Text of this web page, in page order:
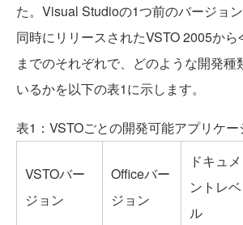
た。Visual Studioの1つ前のバージョ
同時にリリースされたVSTO 2005から
までのそれぞれで、どのような開発種
いるかを以下の表1に示します。
表1：VSTOごとの開発可能アプリケ
VSTOバー
ジョン
Officeバー
ジョン
ドキュメ
ントレベ
ル